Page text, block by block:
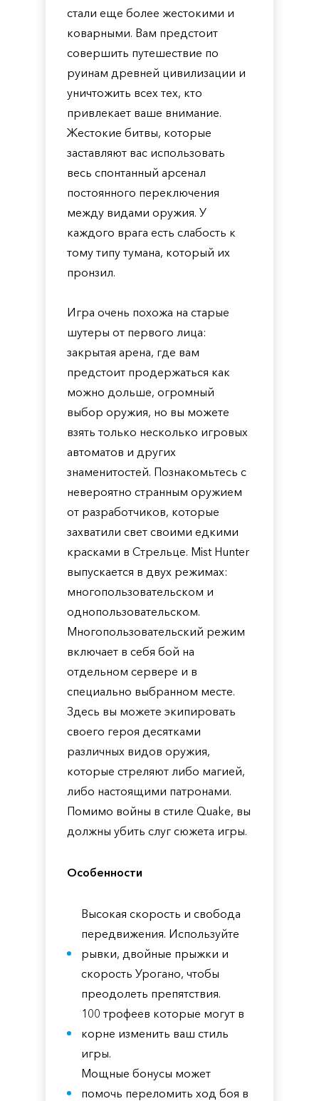
стали еще более жестокими и
коварными. Вам предстоит
совершить путешествие по
руинам древней цивилизации и
уничтожить всех тех, кто
привлекает ваше внимание.
Жестокие битвы, которые
заставляют вас использовать
весь спонтанный арсенал
постоянного переключения
между видами оружия. У
каждого врага есть слабость к
тому типу тумана, который их
пронзил.
Игра очень похожа на старые
шутеры от первого лица:
закрытая арена, где вам
предстоит продержаться как
можно дольше, огромный
выбор оружия, но вы можете
взять только несколько игровых
автоматов и других
знаменитостей. Познакомьтесь с
невероятно странным оружием
от разработчиков, которые
захватили свет своими едкими
красками в Стрельце. Mist Hunter
выпускается в двух режимах:
многопользовательском и
однопользовательском.
Многопользовательский режим
включает в себя бой на
отдельном сервере и в
специально выбранном месте.
Здесь вы можете экипировать
своего героя десятками
различных видов оружия,
которые стреляют либо магией,
либо настоящими патронами.
Помимо войны в стиле Quake, вы
должны убить слуг сюжета игры.
Особенности
Высокая скорость и свобода
передвижения. Используйте
рывки, двойные прыжки и
скорость Урогано, чтобы
преодолеть препятствия.
100 трофеев которые могут в
корне изменить ваш стиль
игры.
Мощные бонусы может
помочь переломить ход боя в